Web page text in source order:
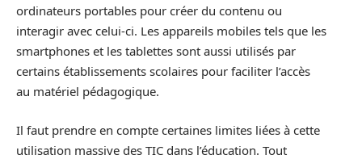
ordinateurs portables pour créer du contenu ou
interagir avec celui-ci. Les appareils mobiles tels que les
smartphones et les tablettes sont aussi utilisés par
certains établissements scolaires pour faciliter l’accès
au matériel pédagogique.
Il faut prendre en compte certaines limites liées à cette
utilisation massive des TIC dans l’éducation. Tout